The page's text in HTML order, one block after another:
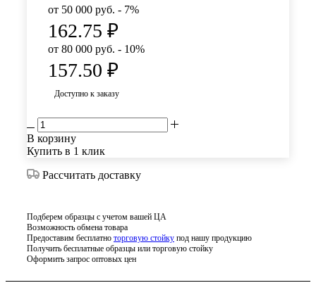
от 50 000 руб. - 7%
162.75 ₽
от 80 000 руб. - 10%
157.50 ₽
Доступно к заказу
В корзину
Купить в 1 клик
Рассчитать доставку
Подберем образцы с учетом вашей ЦА
Возможность обмена товара
Предоставим бесплатно торговую стойку под нашу продукцию
Получить бесплатные образцы или торговую стойку
Оформить запрос оптовых цен